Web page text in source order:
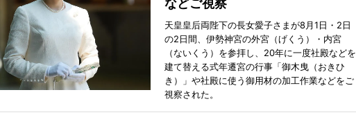
などご視察
天皇皇后両陛下の長女愛子さまが8月1日・2日
の2日間、伊勢神宮の外宮（げくう）・内宮
（ないくう）を参拝し、20年に一度社殿などを
建て替える式年遷宮の行事「御木曳（おきひ
き）」や社殿に使う御用材の加工作業などをご
視察された。